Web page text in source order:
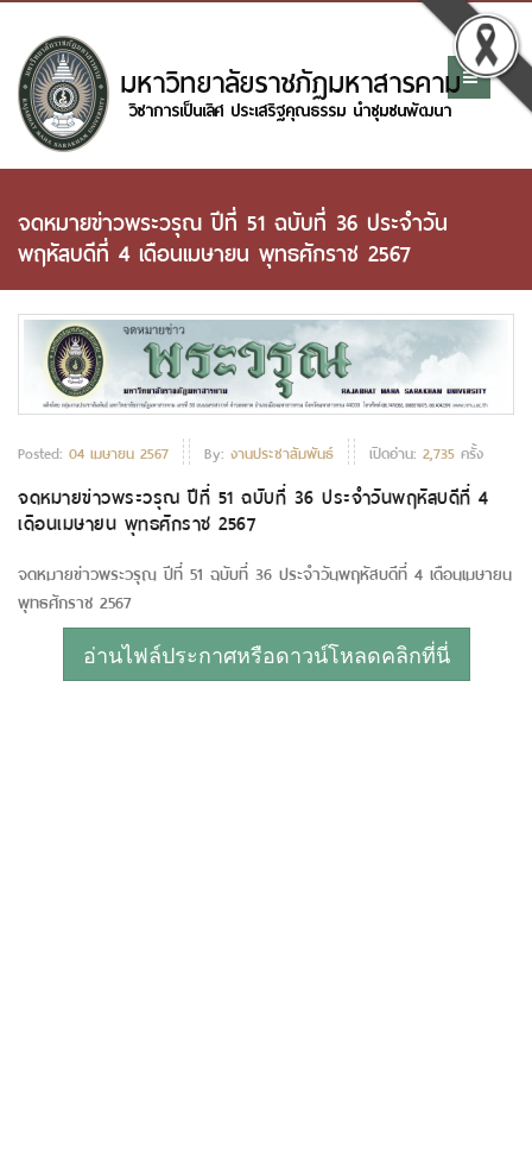
จดหมายข่าวพระวรุณ ปีที่ 51 ฉบับที่ 36 ประจำวัน
พฤหัสบดีที่ 4 เดือนเมษายน พุทธศักราช 2567
Posted: 04 เมษายน 2567 By: งานประชาสัมพันธ์ เปิดอ่าน: 2,735 ครั้ง
จดหมายข่าวพระวรุณ ปีที่ 51 ฉบับที่ 36 ประจำวันพฤหัสบดีที่ 4
เดือนเมษายน พุทธศักราช 2567
จดหมายข่าวพระวรุณ ปีที่ 51 ฉบับที่ 36 ประจำวันพฤหัสบดีที่ 4 เดือนเมษายน
พุทธศักราช 2567
อ่านไฟล์ประกาศหรือดาวน์โหลดคลิกที่นี่